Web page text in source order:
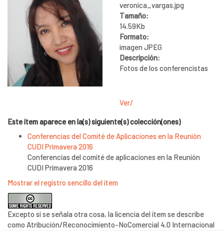
veronica_vargas.jpg
Tamaño:
14.59Kb
Formato:
imagen JPEG
Descripción:
Fotos de los conferencistas
Ver/
Este ítem aparece en la(s) siguiente(s) colección(ones)
Conferencias del Comité de Aplicaciones en la Reunión
CUDI Primavera 2016
Conferencias del comité de aplicaciones en la Reunión
CUDI Primavera 2016
Mostrar el registro sencillo del ítem
Excepto si se señala otra cosa, la licencia del ítem se describe
como Atribución/Reconocimiento-NoComercial 4.0 Internacional